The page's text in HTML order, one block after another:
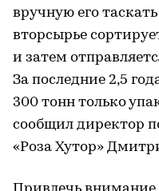
вручную его
вторсырье
и затем
За последние 2,5
300 тонн только
сообщил директор
«Роза Хутор»